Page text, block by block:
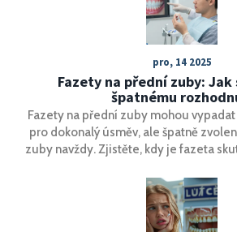
pro, 14 2025
Fazety na přední zuby: Jak
špatnému
Fazety na přední zuby mohou
pro dokonalý úsměv, ale špatně
zuby navždy. Zjistěte, kdy je fazeta